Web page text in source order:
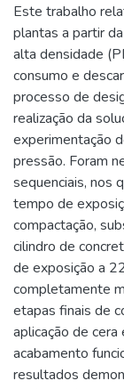
Este trabalho
plantas a partir
alta densidade
consumo e
processo de
realização da
experimentação
pressão. Foram
sequenciais, nos
tempo de
compactação,
cilindro de
de exposição a
completamente
etapas finais de
aplicação de
acabamento
resultados